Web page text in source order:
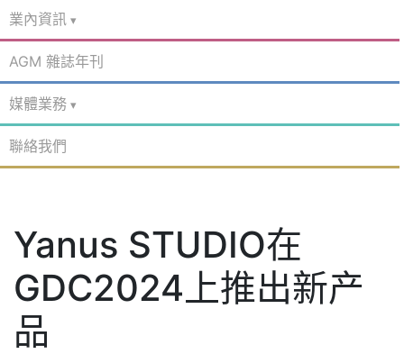
業內資訊
AGM 雜誌年刊
媒體業務
聯絡我們
Yanus STUDIO在
GDC2024上推出新产
品